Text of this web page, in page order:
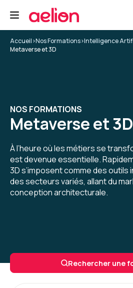
Accueil>Nos Formations>Intelligence
Metaverse et 3D
NOS FORMATIONS
Metaverse et 3D
À l’heure où les métiers se
est devenue essentielle.
3D s’imposent comme des
des secteurs variés, allant du
conception architecturale.
Rechercher une